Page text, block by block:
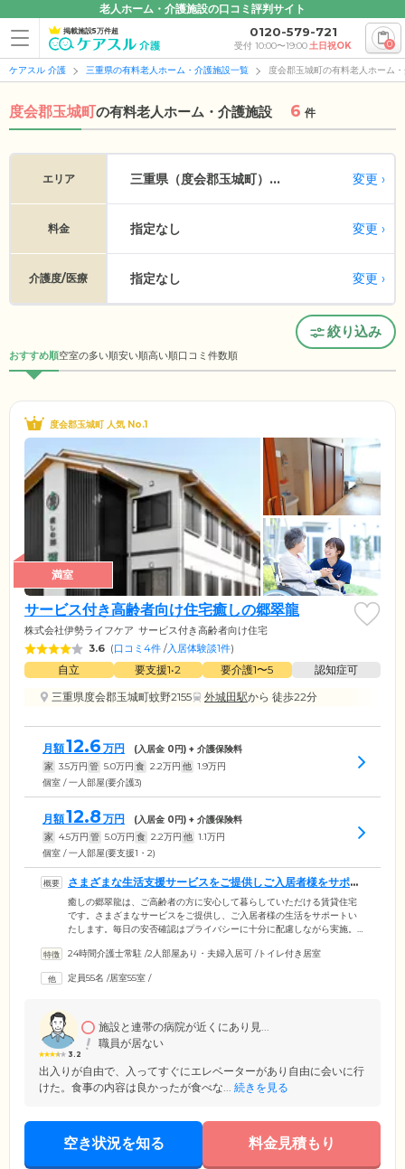
老人ホーム・介護施設の口コミ評判サイト
掲載施設5万件超 0120-579-721
受付 10:00〜19:00土日祝OK 0
ケアスル 介護 三重県の有料老人ホーム・介護施設一覧 度会郡玉城町の有料老人ホーム
度会郡玉城町の有料老人ホーム・介護施設 6 件
エリア 三重県（度会郡玉城町）... 変更
料金 指定なし 変更
介護度/医療 指定なし 変更
絞り込み
おすすめ順空室の多い順安い順高い順口コミ件数順
度会郡玉城町 人気 No.1
満室
サービス付き高齢者向け住宅癒しの郷翠龍
株式会社伊勢ライフケア サービス付き高齢者向け住宅
3.6 (口コミ4件 /入居体験談1件)
自立 要支援1•2 要介護1〜5
認知症可
三重県度会郡玉城町蚊野2155
外城田駅から 徒歩22分
月額12.6 万円 (入居金 0円) + 介護保険料
家 3.5万円 管 5.0万円 食 2.2万円 他 1.9万円
個室 / 一人部屋(要介護3)
月額12.8 万円 (入居金 0円) + 介護保険料
家 4.5万円 管 5.0万円 食 2.2万円 他 1.1万円
個室 / 一人部屋(要支援1・2)
さまざまな生活支援サービスをご提供しご入居者様をサポー
トいたします
癒しの郷翠龍は、ご高齢者の方に安心して暮らしていただける賃貸住宅
です。さまざまなサービスをご提供し、ご入居者様の生活をサポートい
たします。毎日の安否確認はプライバシーに十分に配慮しながら実施。
ペースに設置したナースコールの呼び出しにはスタッフが駆け付け、協
談や健康管理サービスも承っており、医療・介護・行政の手続きなどお
24時間介護士常駐 /2人部屋あり・夫婦入居可 /トイレ付き居室
定員55名 /居室55室 /
3.2
施設と連帯の病院が近くにあり見...
職員が居ない
出入りが自由で、入ってすぐにエレベーターがあり自由に会いに行
けた。食事の内容は良かったが食べな... 続きを見る
空き状況を知る 料金見積もり